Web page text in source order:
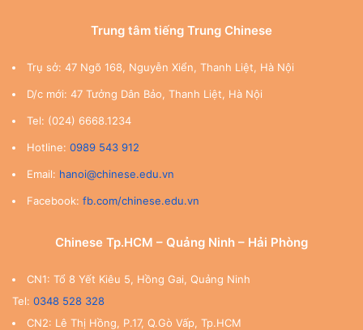
Trung tâm tiếng Trung Chinese
Trụ sở: 47 Ngõ 168, Nguyễn Xiển, Thanh Liệt, Hà Nội
D/c mới: 47 Tưởng Dân Bảo, Thanh Liệt, Hà Nội
Tel: (024) 6668.1234
Hotline: 0989 543 912
Email: hanoi@chinese.edu.vn
Facebook: fb.com/chinese.edu.vn
Chinese Tp.HCM – Quảng Ninh – Hải Phòng
CN1: Tổ 8 Yết Kiêu 5, Hồng Gai, Quảng Ninh
Tel: 0348 528 328
CN2: Lê Thị Hồng, P.17, Q.Gò Vấp, Tp.HCM